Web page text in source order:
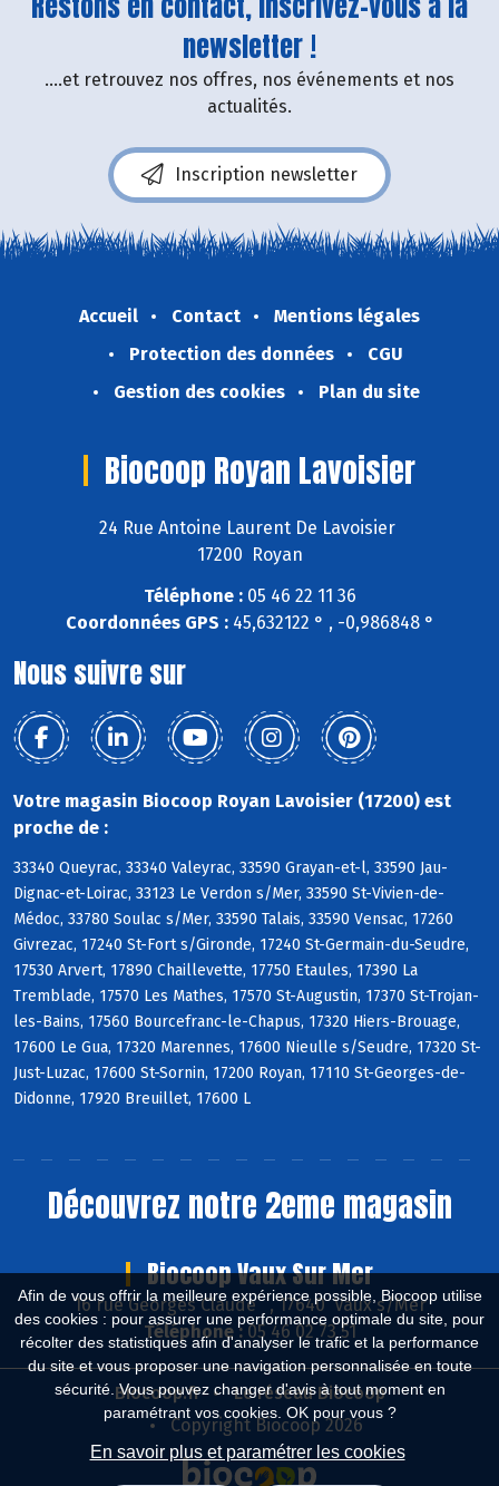
Afin de vous offrir la meilleure expérience possible, Biocoop utilise
des cookies : pour assurer une performance optimale du site, pour
récolter des statistiques afin d'analyser le trafic et la performance
du site et vous proposer une navigation personnalisée en toute
sécurité. Vous pouvez changer d'avis à tout moment en
paramétrant vos cookies. OK pour vous ?
En savoir plus et paramétrer les cookies
newsletter !
....et retrouvez nos offres, nos événements et nos
actualités.
Inscription newsletter
Accueil Contact
Mentions légales
Protection des données
CGU
Gestion des cookies
Plan du site
Biocoop Royan Lavoisier
24 Rue Antoine Laurent De Lavoisier
17200 Royan
Téléphone :05 46 22 11 36
Coordonnées GPS :45,632122 ° , -0,986848 °
Nous suivre sur
Votre magasin Biocoop Royan Lavoisier (17200) est
proche de :
33340 Queyrac, 33340 Valeyrac, 33590 Grayan-et-l, 33590 Jau-
Dignac-et-Loirac, 33123 Le Verdon s/Mer, 33590 St-Vivien-de-
Médoc, 33780 Soulac s/Mer, 33590 Talais, 33590 Vensac, 17260
Givrezac, 17240 St-Fort s/Gironde, 17240 St-Germain-du-Seudre,
17530 Arvert, 17890 Chaillevette, 17750 Etaules, 17390 La
Tremblade, 17570 Les Mathes, 17570 St-Augustin, 17370 St-Trojan-
les-Bains, 17560 Bourcefranc-le-Chapus, 17320 Hiers-Brouage,
17600 Le Gua, 17320 Marennes, 17600 Nieulle s/Seudre, 17320 St-
Just-Luzac, 17600 St-Sornin, 17200 Royan, 17110 St-Georges-de-
Didonne, 17920 Breuillet, 17600 L
Découvrez notre 2eme magasin
Biocoop Vaux Sur Mer
16 rue Georges Claude , 17640 Vaux s/Mer
Téléphone :05 46 02 73 51
Biocoop.fr
Le réseau Biocoop
Copyright Biocoop 2026